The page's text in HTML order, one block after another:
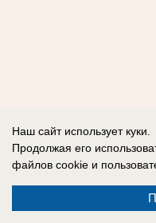
Наш сайт использует куки.
Продолжая его
файлов cookie и